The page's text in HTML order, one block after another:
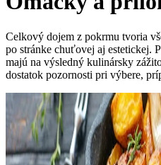
Celkový dojem z pokrmu tvoria
po stránke chuťovej aj estetickej.
majú na výsledný kulinársky
dostatok pozornosti pri výbere,